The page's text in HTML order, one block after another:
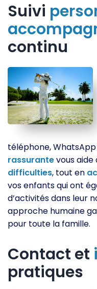
Suivi
continu
téléphone,
rassurantevous
difficulties, tout en
vos enfants qui ont
d’activités dans leur
approche humaine
pour toute la famille.
Contact et
pratiques